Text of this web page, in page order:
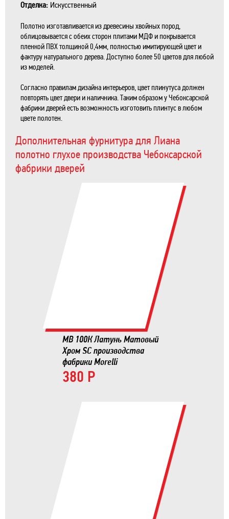
Отделка: Искусственный
Полотно изготавливается из древесины хвойных пород,
облицовывается с обеих сторон плитами МДФ и покрывается
пленкой ПВХ толщиной 0,4мм, полностью имитирующей цвет и
фактуру натурального дерева. Доступно более 50 цветов для любой
из моделей.
Согласно правилам дизайна интерьеров, цвет плинутуса должен
повторять цвет двери и наличника. Таким образом у Чебоксарской
фабрики дверей есть возможность изготовить плинтус в любом
цвете полотен.
Дополнительная фурнитура для Лиана
полотно глухое производства Чебоксарской
фабрики дверей
MB 100К Латунь Матовый
Хром SC производства
фабрики Morelli
380 Р